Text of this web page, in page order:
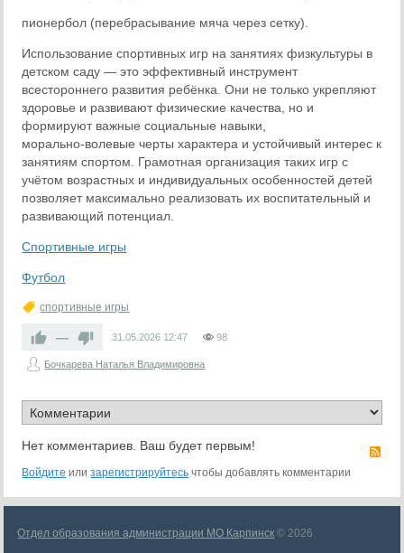
пионербол (перебрасывание мяча через сетку).
Использование спортивных игр на занятиях физкультуры в
детском саду — это эффективный инструмент
всестороннего развития ребёнка. Они не только укрепляют
здоровье и развивают физические качества, но и
формируют важные социальные навыки,
морально‑волевые черты характера и устойчивый интерес к
занятиям спортом. Грамотная организация таких игр с
учётом возрастных и индивидуальных особенностей детей
позволяет максимально реализовать их воспитательный и
развивающий потенциал.
Спортивные игры
Футбол
спортивные игры
— 31.05.2026 12:47 98
Бочкарева Наталья Владимировна
Нет комментариев. Ваш будет первым!
Войдите илизарегистрируйтесь чтобы добавлять комментарии
Отдел образования администрации МО Карпинск © 2026